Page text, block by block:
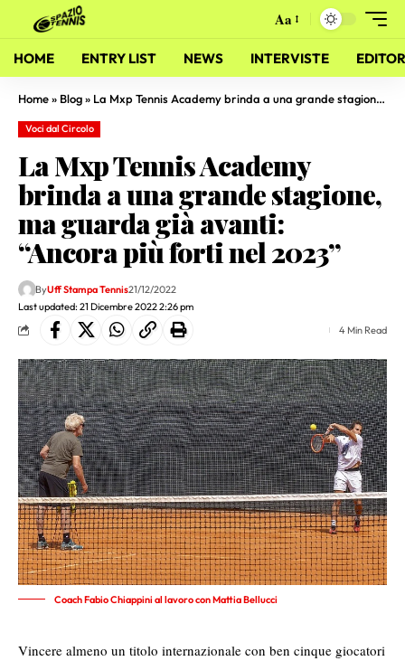
Aa
HOME ENTRY LIST NEWS INTERVISTE
Home» Blog» La Mxp Tennis Academy brinda a una grande stagione, ma guarda già avanti: “Ancora più forti nel 2023”
Voci dal Circolo
La Mxp Tennis Academy
brinda a una grande stagione,
ma guarda già avanti:
“Ancora più forti nel 2023”
Last updated: 21 Dicembre 2022 2:26 pm
ByUff Stampa Tennis21/12/2022
4 Min Read
Coach Fabio Chiappini al lavoro con Mattia Bellucci
Vincere almeno un titolo internazionale con ben cinque giocatori